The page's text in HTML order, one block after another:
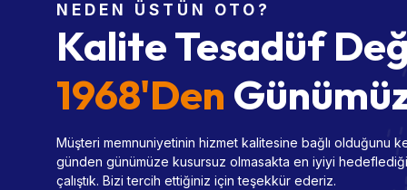
NEDEN ÜSTÜN OTO?
Kalite Tesadüf
1968'den
Müşteri memnuniyetinin hizmet kalitesine bağlı olduğunu
günden günümüze kusursuz olmasakta en iyiyi
çalıştık. Bizi tercih ettiğiniz için teşekkür ederiz.